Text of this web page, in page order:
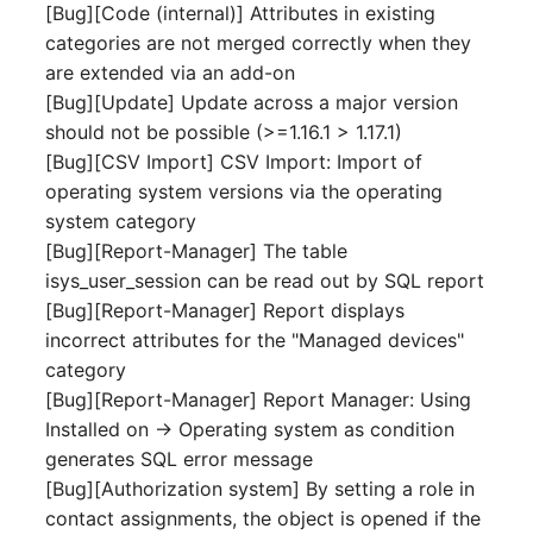
Formfaktor
Freigabenzugriff
Gastsysteme
Gerät
Grafikkarte
Handbuchzuweisung
Hostadapter (HBA)
Notfallplan
Objektgruppe
Organisation
Personen
Personengruppen
Printbox
Rack-Segment
Raum
[Bug][Code (internal)] Attributes in existing
categories are not merged correctly when they
are extended via an add-on
[Bug][Update] Update across a major version
should not be possible (>=1.16.1 > 1.17.1)
[Bug][CSV Import] CSV Import: Import of
operating system versions via the operating
system category
[Bug][Report-Manager] The table
isys_user_session can be read out by SQL report
[Bug][Report-Manager] Report displays
incorrect attributes for the "Managed devices"
category
[Bug][Report-Manager] Report Manager: Using
Installed on -> Operating system as condition
generates SQL error message
[Bug][Authorization system] By setting a role in
contact assignments, the object is opened if the